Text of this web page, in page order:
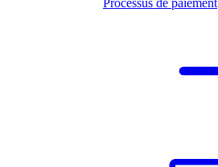
Processus de paiement